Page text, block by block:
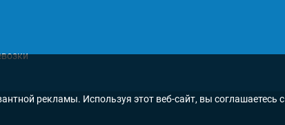
рекламы. Используя этот веб-сайт, вы соглашаетесь с